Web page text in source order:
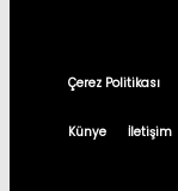
Çerez Politikası
Künye İletişim